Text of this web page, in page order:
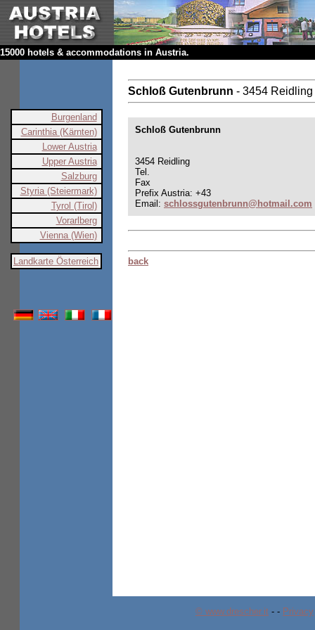
15000 hotels & accommodations in Austria.
Burgenland
Carinthia (Kärnten)
Lower Austria
Upper Austria
Salzburg
Styria (Steiermark)
Tyrol (Tirol)
Vorarlberg
Vienna (Wien)
Landkarte Österreich
Schloß Gutenbrunn - 3454 Reidling
Schloß Gutenbrunn
3454 Reidling
Tel.
Fax
Prefix Austria: +43
Email: schlossgutenbrunn@hotmail.com
back
© www.drescher.it - - Privacy